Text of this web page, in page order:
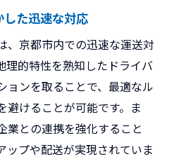
た迅速な対応
、京都市内での迅速な運送対
理的特性を熟知したドライバ
ョンを取ることで、最適なル
避けることが可能です。ま
業との連携を強化すること
ップや配送が実現されていま